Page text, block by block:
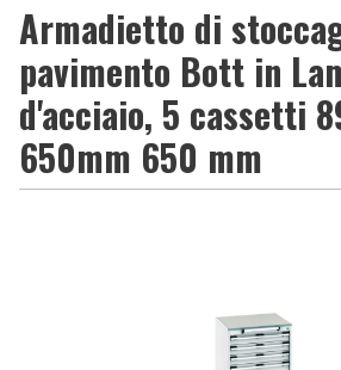
Armadietto di
pavimento Bott in
d'acciaio, 5 cassetti
650mm 650 mm